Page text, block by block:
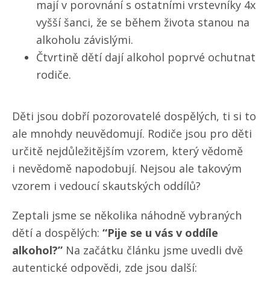
mají v porovnání s ostatními vrstevníky 4x
vyšší šanci, že se během života stanou na
alkoholu závislými.
Čtvrtině dětí dají alkohol poprvé ochutnat
rodiče.
Děti jsou dobří pozorovatelé dospělých, ti si to
ale mnohdy neuvědomují. Rodiče jsou pro děti
určitě nejdůležitějším vzorem, který vědomě
i nevědomě napodobují. Nejsou ale takovým
vzorem i vedoucí skautských oddílů?
Zeptali jsme se několika náhodně vybraných
dětí a dospělých: “Pije se u vás v oddíle
alkohol?” Na začátku článku jsme uvedli dvě
autentické odpovědi, zde jsou další: